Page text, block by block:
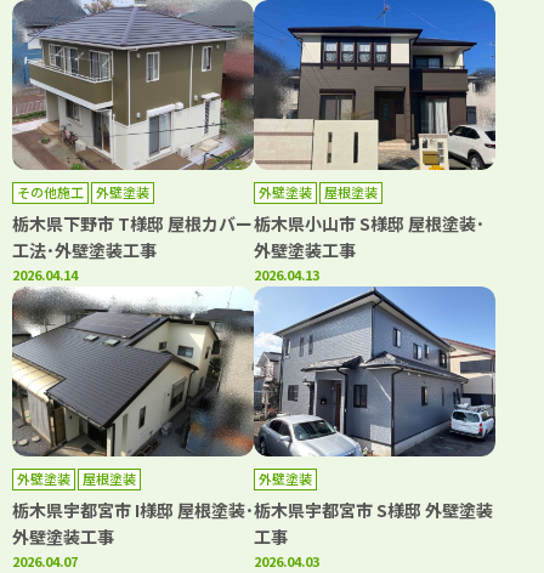
その他施工 外壁塗装
栃木県下野市 T様邸 屋根カバー
工法･外壁塗装工事
2026.04.14
外壁塗装 屋根塗装
栃木県小山市 S様邸 屋根塗装･
外壁塗装工事
2026.04.13
外壁塗装 屋根塗装
栃木県宇都宮市 I様邸 屋根塗装･
外壁塗装工事
2026.04.07
外壁塗装
栃木県宇都宮市 S様邸 外壁塗装
工事
2026.04.03